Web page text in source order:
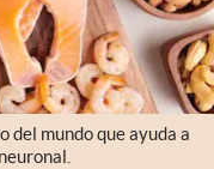
del mundo que ayuda a